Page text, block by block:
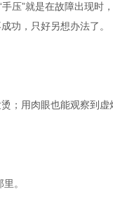
压”就是在故障出现时
功，只好另想办法了。
；用肉眼也能观察到虚
。